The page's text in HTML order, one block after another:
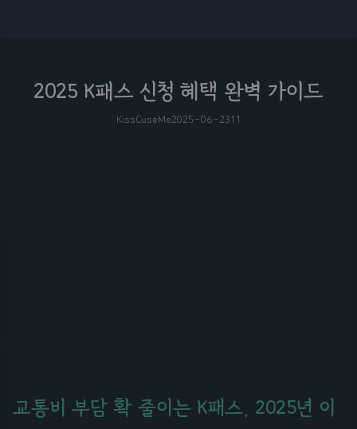
2025 K패스 신청 혜택 완벽 가이드
KissCuseMe2025-06-2311
교통비 부담 확 줄이는 K패스, 2025년 이